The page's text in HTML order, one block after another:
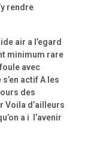
rendre
air a l’egard
minimum rare
avec
actif A les
des
Voila d’ailleurs
a i l’avenir